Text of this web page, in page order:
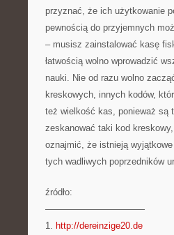
przyznać, że ich użytkowanie
pewnością do przyjemnych
– musisz zainstalować kasę
łatwością wolno wprowadzić
nauki. Nie od razu wolno
kreskowych, innych kodów,
też wielkość kas, ponieważ są
zeskanować taki kod
oznajmić, że istnieją
tych wadliwych poprzedników
źródło:
———————————
1. http://dereinzige20.de